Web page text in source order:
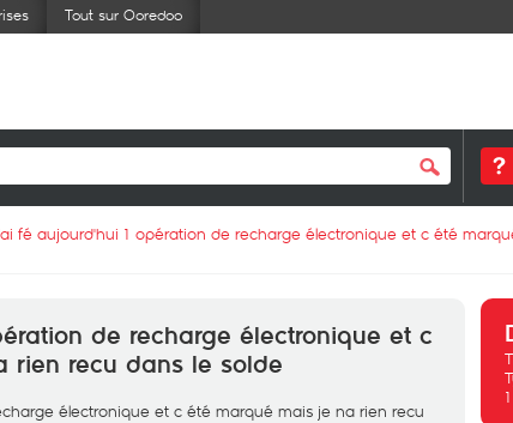
Tout sur Ooredoo
fé aujourd'hui 1 opération de recharge électronique et c été
de recharge électronique et c
rien recu dans le solde
électronique et c été marqué mais je na rien recu
1